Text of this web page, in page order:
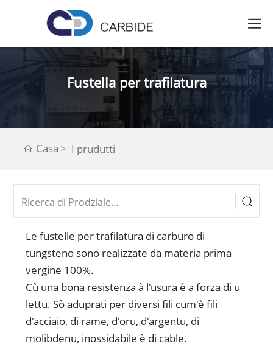
Fustella per trafilatura
Casa I prudutti
Le fustelle per trafilatura di carburo di
tungsteno sono realizzate da materia prima
vergine 100%.
Cù una bona resistenza à l'usura è a forza di u
lettu. Sò aduprati per diversi fili cum'è fili
d'acciaio, di rame, d'oru, d'argentu, di
molibdenu, inossidabile è di cable.